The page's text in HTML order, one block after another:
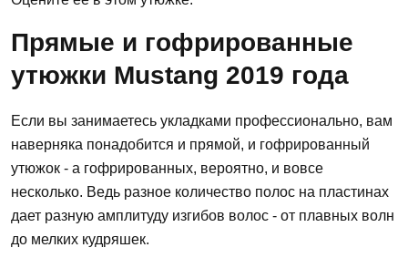
Прямые и гофрированные
утюжки Mustang 2019 года
Если вы занимаетесь укладками профессионально, вам
наверняка понадобится и прямой, и гофрированный
утюжок - а гофрированных, вероятно, и вовсе
несколько. Ведь разное количество полос на пластинах
дает разную амплитуду изгибов волос - от плавных волн
до мелких кудряшек.